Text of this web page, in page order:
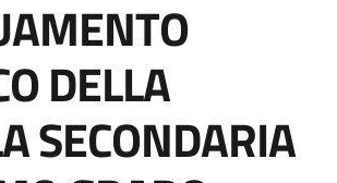
DELLA
SECONDARIA